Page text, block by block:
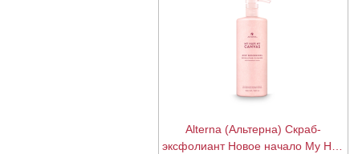
Alterna (Альтерна) Скраб-
эксфолиант Новое начало My Hair